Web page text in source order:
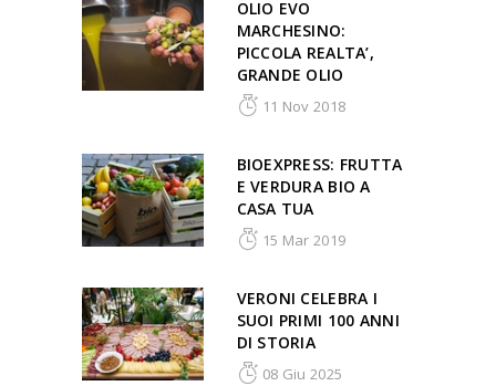
OLIO EVO
MARCHESINO:
PICCOLA REALTA’,
GRANDE OLIO
11 Nov 2018
BIOEXPRESS: FRUTTA
E VERDURA BIO A
CASA TUA
15 Mar 2019
VERONI CELEBRA I
SUOI PRIMI 100 ANNI
DI STORIA
08 Giu 2025